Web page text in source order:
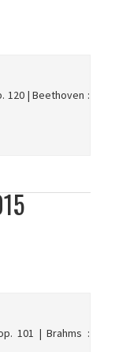
120 | Beethoven :
101 | Brahms :